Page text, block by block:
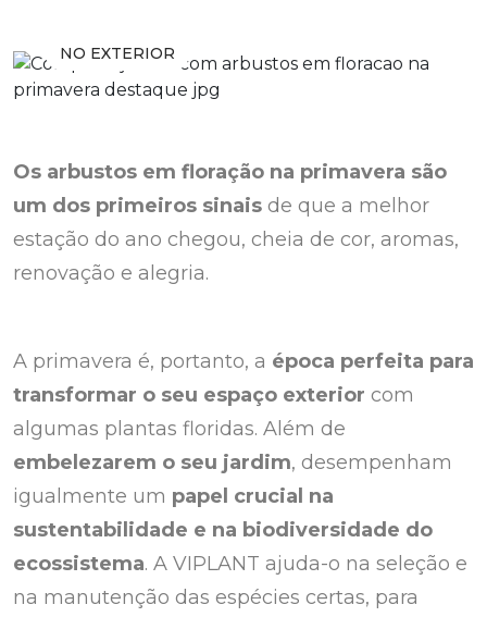
NO EXTERIOR
Os arbustos em floração na primavera são
um dos primeiros sinais de que a melhor
estação do ano chegou, cheia de cor, aromas,
renovação e alegria.
A primavera é, portanto, a época perfeita para
transformar o seu espaço exterior com
algumas plantas floridas. Além de
embelezarem o seu jardim, desempenham
igualmente um papel crucial na
sustentabilidade e na biodiversidade do
ecossistema. A VIPLANT ajuda-o na seleção e
na manutenção das espécies certas, para